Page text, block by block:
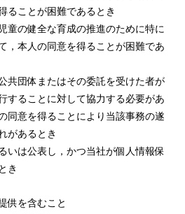
ることが困難であるとき
童の健全な育成の推進のために特に
，本人の同意を得ることが困難であ
共団体またはその委託を受けた者が
することに対して協力する必要があ
同意を得ることにより当該事務の遂
があるとき
いは公表し，かつ当社が個人情報保
き
供を含むこと